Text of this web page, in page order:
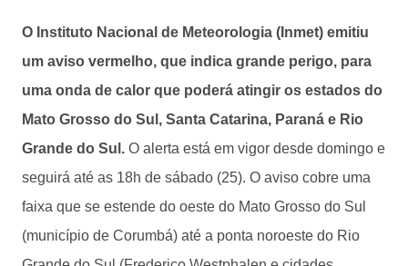
O Instituto Nacional de Meteorologia (Inmet) emitiu
um aviso vermelho, que indica grande perigo, para
uma onda de calor que poderá atingir os estados do
Mato Grosso do Sul, Santa Catarina, Paraná e Rio
Grande do Sul. O alerta está em vigor desde domingo e
seguirá até as 18h de sábado (25). O aviso cobre uma
faixa que se estende do oeste do Mato Grosso do Sul
(município de Corumbá) até a ponta noroeste do Rio